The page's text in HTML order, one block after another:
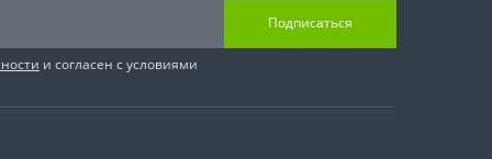
Подписаться
и согласен с условиями